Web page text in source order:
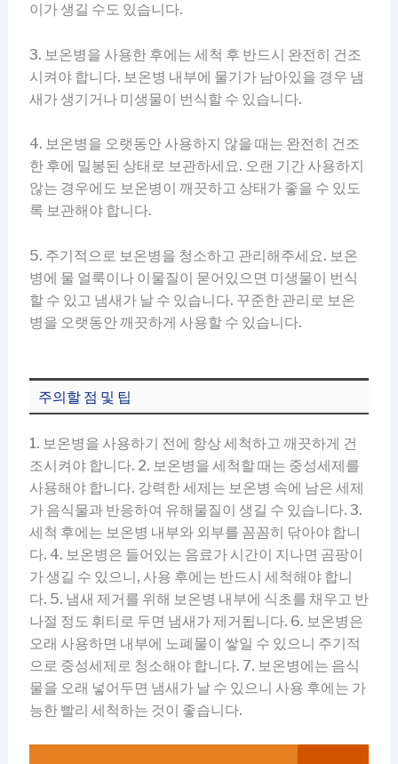
이가 생길 수도 있습니다.
3. 보온병을 사용한 후에는 세척 후 반드시 완전히 건조
시켜야 합니다. 보온병 내부에 물기가 남아있을 경우 냄
새가 생기거나 미생물이 번식할 수 있습니다.
4. 보온병을 오랫동안 사용하지 않을 때는 완전히 건조
한 후에 밀봉된 상태로 보관하세요. 오랜 기간 사용하지
않는 경우에도 보온병이 깨끗하고 상태가 좋을 수 있도
록 보관해야 합니다.
5. 주기적으로 보온병을 청소하고 관리해주세요. 보온
병에 물 얼룩이나 이물질이 묻어있으면 미생물이 번식
할 수 있고 냄새가 날 수 있습니다. 꾸준한 관리로 보온
병을 오랫동안 깨끗하게 사용할 수 있습니다.
주의할 점 및 팁
1. 보온병을 사용하기 전에 항상 세척하고 깨끗하게 건
조시켜야 합니다. 2. 보온병을 세척할 때는 중성세제를
사용해야 합니다. 강력한 세제는 보온병 속에 남은 세제
가 음식물과 반응하여 유해물질이 생길 수 있습니다. 3.
세척 후에는 보온병 내부와 외부를 꼼꼼히 닦아야 합니
다. 4. 보온병은 들어있는 음료가 시간이 지나면 곰팡이
가 생길 수 있으니, 사용 후에는 반드시 세척해야 합니
다. 5. 냄새 제거를 위해 보온병 내부에 식초를 채우고 반
나절 정도 휘티로 두면 냄새가 제거됩니다. 6. 보온병은
오래 사용하면 내부에 노폐물이 쌓일 수 있으니 주기적
으로 중성세제로 청소해야 합니다. 7. 보온병에는 음식
물을 오래 넣어두면 냄새가 날 수 있으니 사용 후에는 가
능한 빨리 세척하는 것이 좋습니다.